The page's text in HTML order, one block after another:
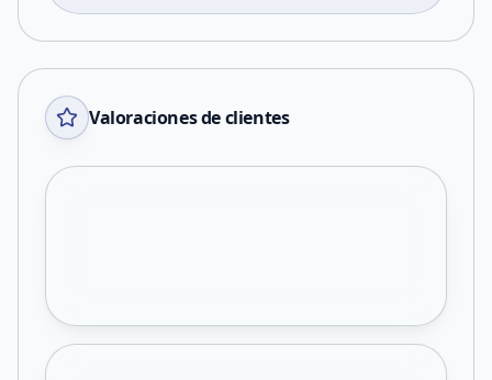
Valoraciones de clientes